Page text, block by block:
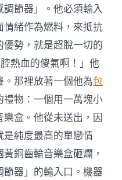
節器」。他必須輸入
情緒作為燃料，來抵抗
勢，就是超脫一切的
熱血的傻氣啊！」他
。那裡放著一個他為包
物：一個用一萬塊小
盒。他從未送出，因
純度最高的單戀情
銅齒輪音樂盒砸爛，
器」的輸入口。機器